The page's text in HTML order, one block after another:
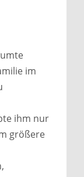
im
ihm nur
größere